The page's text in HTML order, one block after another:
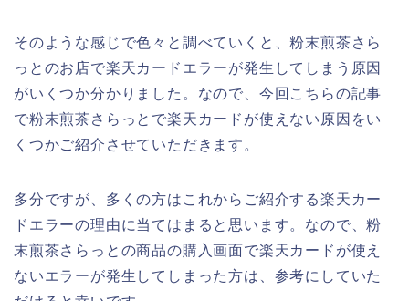
そのような感じで色々と調べていくと、粉末煎茶さら
っとのお店で楽天カードエラーが発生してしまう原因
がいくつか分かりました。なので、今回こちらの記事
で粉末煎茶さらっとで楽天カードが使えない原因をい
くつかご紹介させていただきます。
多分ですが、多くの方はこれからご紹介する楽天カー
ドエラーの理由に当てはまると思います。なので、粉
末煎茶さらっとの商品の購入画面で楽天カードが使え
ないエラーが発生してしまった方は、参考にしていた